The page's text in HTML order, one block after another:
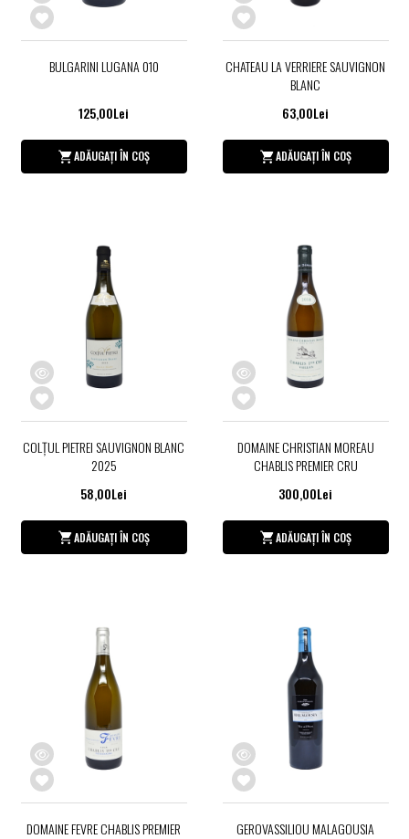
BULGARINI LUGANA 010
125,00Lei
ADĂUGAȚI ÎN COȘ
CHATEAU LA VERRIERE SAUVIGNON
BLANC
63,00Lei
ADĂUGAȚI ÎN COȘ
COLŢUL PIETREI SAUVIGNON BLANC
2025
58,00Lei
ADĂUGAȚI ÎN COȘ
DOMAINE CHRISTIAN MOREAU
CHABLIS PREMIER CRU
300,00Lei
ADĂUGAȚI ÎN COȘ
DOMAINE FEVRE CHABLIS PREMIER
GEROVASSILIOU MALAGOUSIA